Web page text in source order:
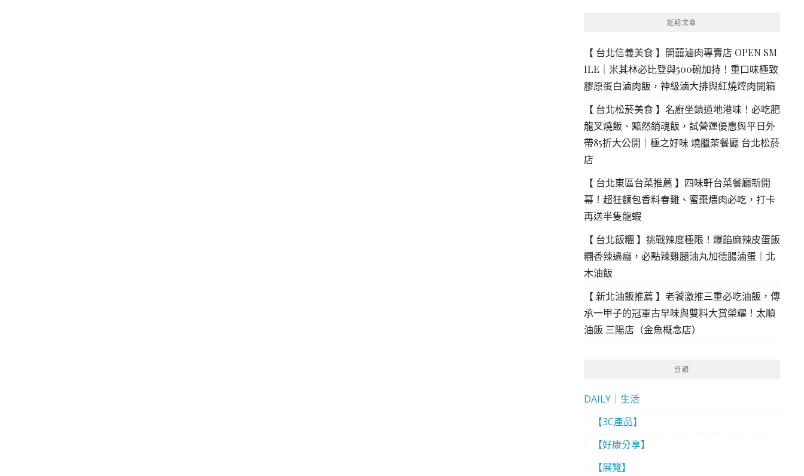
近期文章
【 台北信義美食 】開囍滷肉專賣店 OPEN SM
ILE｜米其林必比登與500碗加持！重口味極致
膠原蛋白滷肉飯，神級滷大排與紅燒焢肉開箱
【 台北松菸美食 】名廚坐鎮道地港味！必吃肥
龍叉燒飯、黯然銷魂飯，試營運優惠與平日外
帶85折大公開｜極之好味 燒臘茶餐廳 台北松菸
店
【 台北東區台菜推薦 】四味軒台菜餐廳新開
幕！超狂麵包香料春雞、蜜棗煨肉必吃，打卡
再送半隻龍蝦
【 台北飯糰 】挑戰辣度極限！爆餡麻辣皮蛋飯
糰香辣過癮，必點辣雞腿油丸加德腸滷蛋｜北
木油飯
【 新北油飯推薦 】老饕激推三重必吃油飯，傳
承一甲子的冠軍古早味與雙料大賞榮耀！太順
油飯 三陽店（金魚概念店）
分類
DAILY｜生活
【3C產品】
【好康分享】
【展覽】